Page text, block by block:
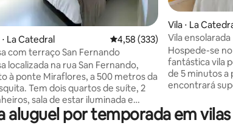
média de 5, 15 avaliações
⋅ La Catedral 4,58 de uma avaliação média
4,58 (333)
com terraço San Fernando
localizada na rua San Fernando,
à ponte Miraflores, a 500 metros da
Tem dois quartos de suíte, 2
sala de estar iluminada e
totalmente equipada, ar
e aquecimento em todos
Vila ⋅ La
Vila ensolarada
Hospede-se
fantástica vila
de 5 minutos a
encontrará
menos de um
alta
aluguel por temporada em vilas